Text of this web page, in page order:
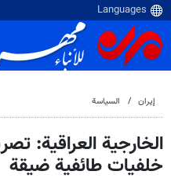
إيران السياسة
الخارجية العراقية:
خلفيات طائفية ضيقة